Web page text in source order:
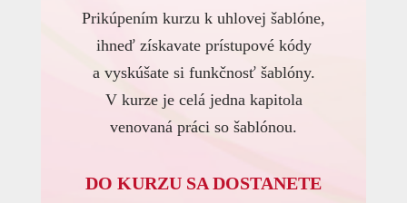
Prikúpením kurzu k uhlovej šablóne,
ihneď získavate prístupové kódy
a vyskúšate si funkčnosť šablóny.
V kurze je celá jedna kapitola
venovaná práci so šablónou.
DO KURZU SA DOSTANETE